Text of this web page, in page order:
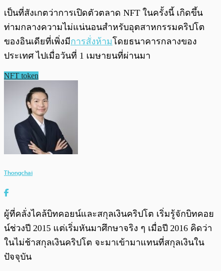
เป็นที่สังเกตว่าการเปิดตัวตลาด NFT ในครั้งนี้ เกิดขึ้น
ท่ามกลางความไม่แน่นอนสำหรับอุตสาหกรรมคริปโต
ของอินเดียที่เพิ่งมีการสั่งห้ามโดยธนาคารกลางของ
ประเทศ ไปเมื่อวันที่ 1 เมษายนที่ผ่านมา
NFT token
Thongchai
ผู้ที่คลั่งไคล้บิทคอยน์และสกุลเงินคริปโต เริ่มรู้จักบิทคอย
น์ช่วงปี 2015 แต่เริ่มหันมาศึกษาจริง ๆ เมื่อปี 2016 คิดว่า
ในไม่ช้าสกุลเงินคริปโต จะมาเข้ามาแทนที่สกุลเงินใน
ปัจจุบัน